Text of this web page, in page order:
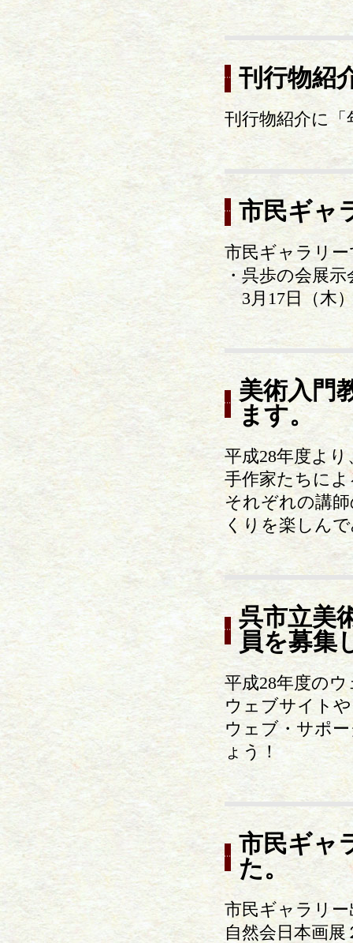
刊行物紹
刊行物紹介に
市民ギャ
市民ギャラリ
・呉歩の会展示
3月17日（木
美術入門
ます。
平成28年度よ
手作家たちに
それぞれの講
くりを楽しん
呉市立美
員を募集
平成28年度の
ウェブサイト
ウェブ・サポ
ょう！
市民ギャ
た。
市民ギャラリ
自然会日本画展